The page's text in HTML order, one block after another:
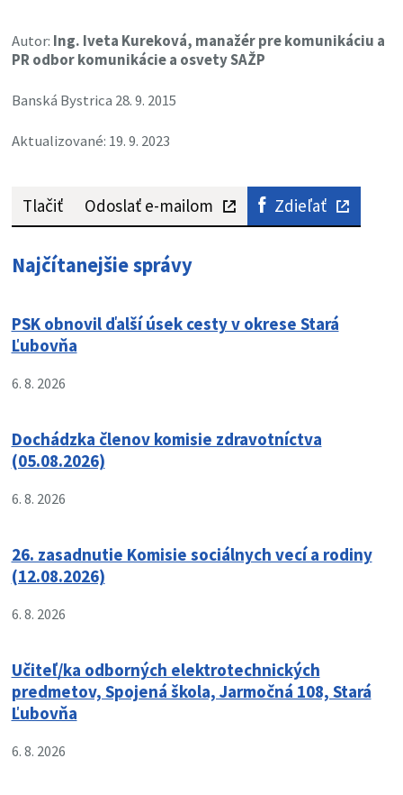
Autor: Ing. Iveta Kureková, manažér pre komunikáciu a
PR odbor komunikácie a osvety SAŽP
Banská Bystrica 28. 9. 2015
Aktualizované: 19. 9. 2023
Tlačiť Odoslať e-mailom Zdieľať
Najčítanejšie správy
PSK obnovil ďalší úsek cesty v okrese Stará
Ľubovňa
6. 8. 2026
Dochádzka členov komisie zdravotníctva
(05.08.2026)
6. 8. 2026
26. zasadnutie Komisie sociálnych vecí a rodiny
(12.08.2026)
6. 8. 2026
Učiteľ/ka odborných elektrotechnických
predmetov, Spojená škola, Jarmočná 108, Stará
Ľubovňa
6. 8. 2026